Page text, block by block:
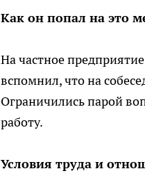
Как он попал на это
На частное
вспомнил, что на
Ограничились парой
работу.
Условия труда и